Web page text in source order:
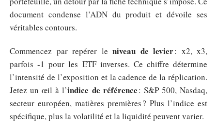
document condense l’ADN du produit et dévoile ses
véritables contours.
Commencez par repérer le niveau de levier: x2, x3,
parfois -1 pour les ETF inverses. Ce chiffre détermine
l’intensité de l’exposition et la cadence de la réplication.
Jetez un œil à l’indice de référence: S&P 500, Nasdaq,
secteur européen, matières premières ? Plus l’indice est
spécifique, plus la volatilité et la liquidité peuvent varier.